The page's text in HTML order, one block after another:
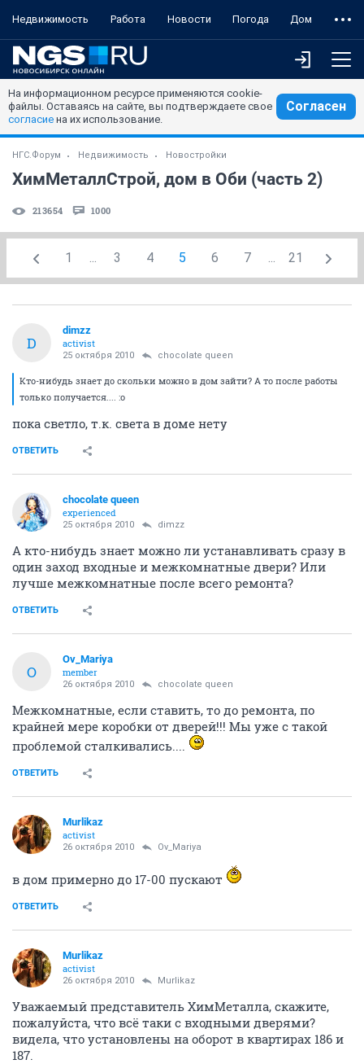
Недвижимость Работа Новости Погода Дом
На информационном ресурсе применяются cookie-
файлы. Оставаясь на сайте, вы подтверждаете свое
согласие на их использование.
Согласен
НГС.Форум Недвижимость Новостройки
ХимМеталлСтрой, дом в Оби (часть 2)
213654 1000
1 ... 3 4 5 6 7 ... 21
D
dimzz
activist
25 октября 2010 chocolate queen
Кто-нибудь знает до скольки можно в дом зайти? А то после работы
только получается.... :o
пока светло, т.к. света в доме нету
ОТВЕТИТЬ
chocolate queen
experienced
25 октября 2010 dimzz
А кто-нибудь знает можно ли устанавливать сразу в
один заход входные и межкомнатные двери? Или
лучше межкомнатные после всего ремонта?
ОТВЕТИТЬ
O
Ov_Mariya
member
26 октября 2010 chocolate queen
Межкомнатные, если ставить, то до ремонта, по
крайней мере коробки от дверей!!! Мы уже с такой
проблемой сталкивались....
ОТВЕТИТЬ
Murlikaz
activist
26 октября 2010 Ov_Mariya
в дом примерно до 17-00 пускают
ОТВЕТИТЬ
Murlikaz
activist
26 октября 2010 Murlikaz
Уважаемый представитель ХимМеталла, скажите,
пожалуйста, что всё таки с входными дверями?
видела, что установлены на оборот в квартирах 186 и
187.